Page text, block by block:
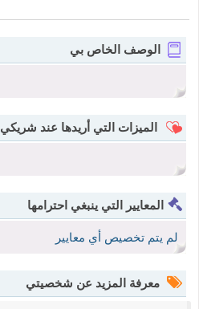
الوصف الخاص بي
الميزات التي أريدها عند شريكي
المعايير التي ينبغي احترامها
لم يتم تخصيص أي معايير
معرفة المزيد عن شخصيتي